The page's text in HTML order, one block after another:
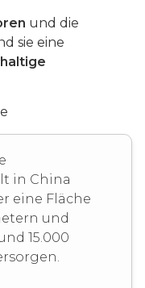
und die
sie eine
in China
eine Fläche
und
15.000